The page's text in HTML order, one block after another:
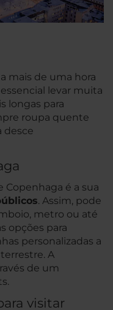
mais de uma hora
levar muita
longas para
roupa quente
desce
Copenhaga é a sua
. Assim, pode
metro ou até
opções para
personalizadas a
A
de um
visitar